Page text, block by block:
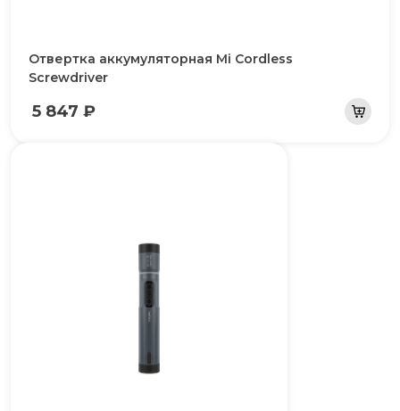
Отвертка аккумуляторная Mi Cordless
Screwdriver
5 847 ₽